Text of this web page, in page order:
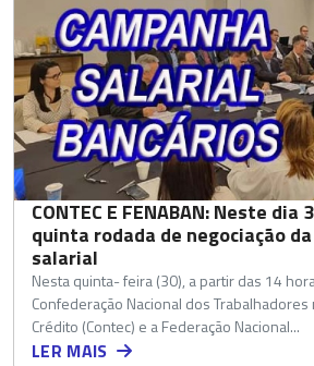
CONTEC E FENABAN: Neste dia
quinta rodada de negociação
salarial
Nesta quinta- feira (30), a partir das 14
Confederação Nacional dos
Crédito (Contec) e a Federação Nacional...
LER MAIS